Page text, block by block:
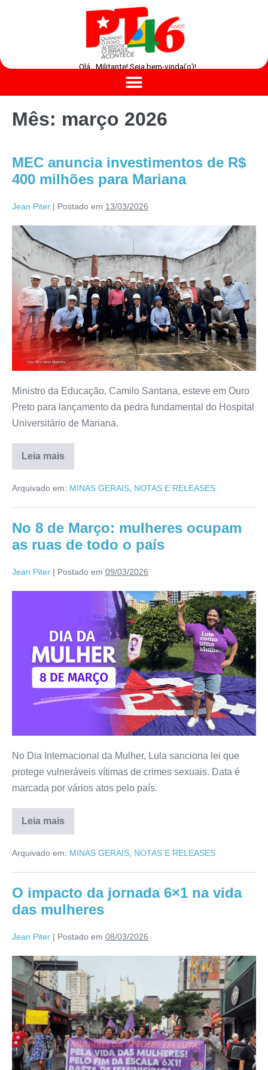
Olá , Militante! Seja bem-vinda(o)!
Mês: março 2026
MEC anuncia investimentos de R$
400 milhões para Mariana
Jean Piter | Postado em 13/03/2026
Ministro da Educação, Camilo Santana, esteve em Ouro
Preto para lançamento da pedra fundamental do Hospital
Universitário de Mariana.
Leia mais
Arquivado em: MINAS GERAIS NOTAS E RELEASES
No 8 de Março: mulheres ocupam
as ruas de todo o país
Jean Piter | Postado em 09/03/2026
No Dia Internacional da Mulher, Lula sanciona lei que
protege vulneráveis vítimas de crimes sexuais. Data é
marcada por vários atos pelo país.
Leia mais
Arquivado em: MINAS GERAIS, NOTAS E RELEASES
O impacto da jornada 6×1 na vida
das mulheres
Jean Piter | Postado em 08/03/2026